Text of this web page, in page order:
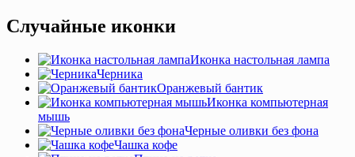
Случайные иконки
Иконка настольная лампа
Черника
Оранжевый бантик
Иконка компьютерная
мышь
Черные оливки без фона
Чашка кофе